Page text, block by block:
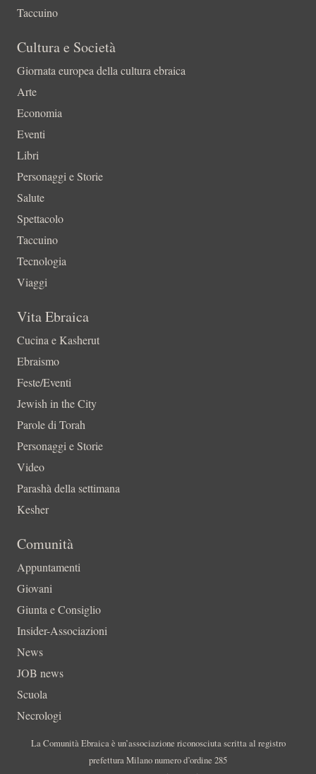
Taccuino
Cultura e Società
Giornata europea della cultura ebraica
Arte
Economia
Eventi
Libri
Personaggi e Storie
Salute
Spettacolo
Taccuino
Tecnologia
Viaggi
Vita Ebraica
Cucina e Kasherut
Ebraismo
Feste/Eventi
Jewish in the City
Parole di Torah
Personaggi e Storie
Video
Parashà della settimana
Kesher
Comunità
Appuntamenti
Giovani
Giunta e Consiglio
Insider-Associazioni
News
JOB news
Scuola
Necrologi
La Comunità Ebraica è un’associazione riconosciuta scritta al registro
prefettura Milano numero d’ordine 285